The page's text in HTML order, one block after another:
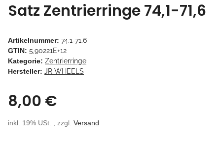
Satz Zentrierringe 74,1-71,6
Artikelnummer: 74.1-71.6
GTIN: 5,90221E+12
Kategorie: Zentrierringe
Hersteller: JR WHEELS
8,00 €
inkl. 19% USt. , zzgl. Versand